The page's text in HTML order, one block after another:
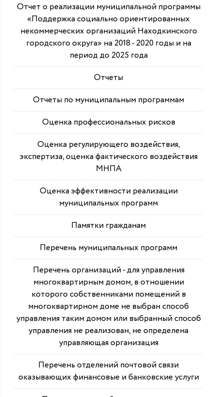
Отчет о реализации муниципальной программы
«Поддержка социально ориентированных
некоммерческих организаций Находкинского
городского округа» на 2018 - 2020 годы и на
период до 2025 года
Отчеты
Отчеты по муниципальным программам
Оценка профессиональных рисков
Оценка регулирующего воздействия,
экспертиза, оценка фактического воздействия
МНПА
Оценка эффективности реализации
муниципальных программ
Памятки гражданам
Перечень муниципальных программ
Перечень организаций - для управления
многоквартирным домом, в отношении
которого собственниками помещений в
многоквартирном доме не выбран способ
управления таким домом или выбранный способ
управления не реализован, не определена
управляющая организация
Перечень отделений почтовой связи
оказывающих финансовые и банковские услуги